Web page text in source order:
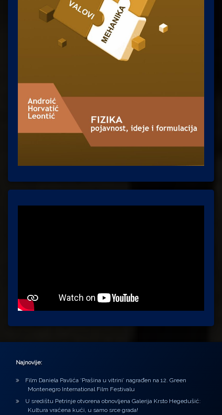
Najnovije:
Film Daniela Pavlića ‘Prašina u vitrini’ nagrađen na 12. Green
Montenegro International Film Festivalu
U središtu Petrinje otvorena obnovljena Galerija Krsto Hegedušić:
Kultura vraćena kući, u samo srce grada!